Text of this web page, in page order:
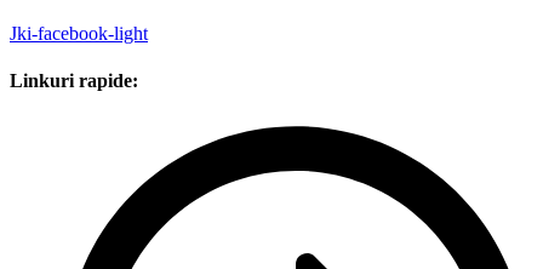
Jki-facebook-light
Linkuri rapide: